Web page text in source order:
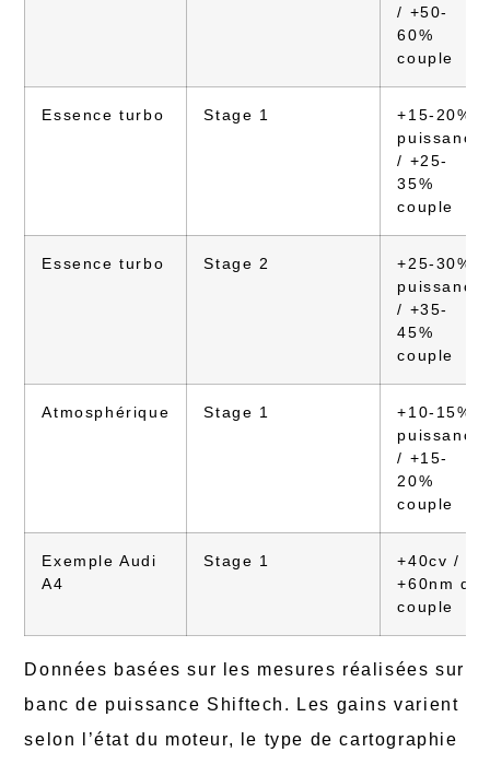
/ +50-
60%
couple
Essence turbo Stage 1
+15-20%
puissance
/ +25-
35%
couple
Essence turbo Stage 2
+25-30%
puissance
/ +35-
45%
couple
Atmosphérique Stage 1
+10-15%
puissance
/ +15-
20%
couple
Exemple Audi
A4
Stage 1
+40cv /
+60nm de
couple
Données basées sur les mesures réalisées sur
banc de puissance Shiftech. Les gains varient
selon l’état du moteur, le type de cartographie